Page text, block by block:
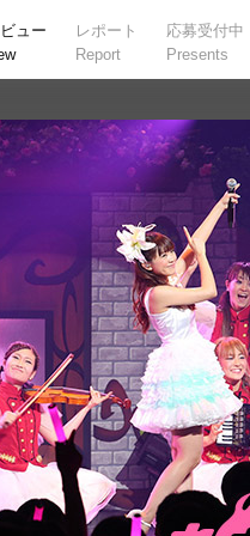
ュー
レポート
Report
応募受付中
Presents